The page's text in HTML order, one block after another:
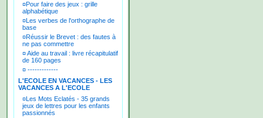
¤Pour faire des jeux : grille
alphabétique
¤Les verbes de l'orthographe de
base
¤Réussir le Brevet : des fautes à
ne pas commettre
¤Aide au travail : livre récapitulatif
de 160 pages
¤ -------------
L'ECOLE EN VACANCES - LES
VACANCES A L'ECOLE
¤Les Mots Eclatés - 35 grands
jeux de lettres pour les enfants
passionnés